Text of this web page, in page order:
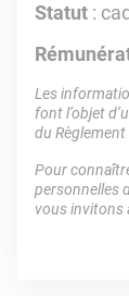
Statut :
Les
font l’objet
du Règlement
Pour
personnelles
vous invitons